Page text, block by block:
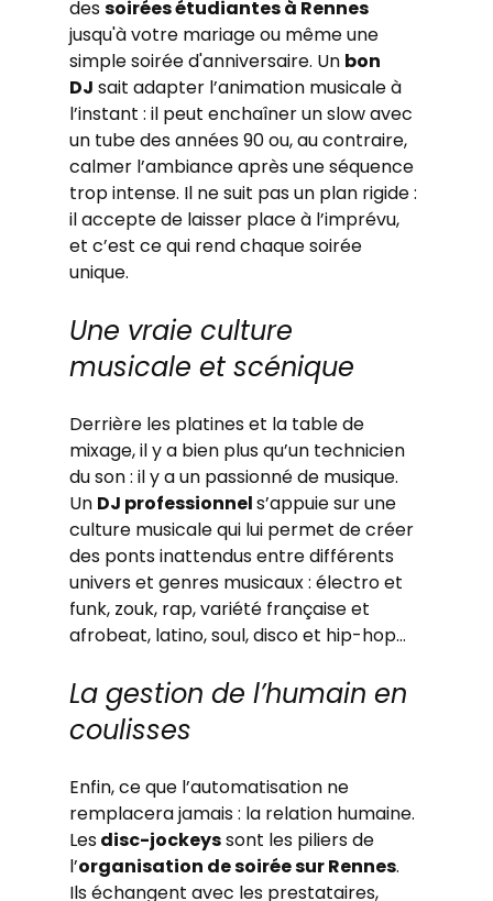
des soirées étudiantes à Rennes
jusqu'à votre mariage ou même une
simple soirée d'anniversaire. Un bon
DJ sait adapter l’animation musicale à
l’instant : il peut enchaîner un slow avec
un tube des années 90 ou, au contraire,
calmer l’ambiance après une séquence
trop intense. Il ne suit pas un plan rigide :
il accepte de laisser place à l’imprévu,
et c’est ce qui rend chaque soirée
unique.
Une vraie culture
musicale et scénique
Derrière les platines et la table de
mixage, il y a bien plus qu’un technicien
du son : il y a un passionné de musique.
Un DJ professionnel s’appuie sur une
culture musicale qui lui permet de créer
des ponts inattendus entre différents
univers et genres musicaux : électro et
funk, zouk, rap, variété française et
afrobeat, latino, soul, disco et hip-hop…
La gestion de l’humain en
coulisses
Enfin, ce que l’automatisation ne
remplacera jamais : la relation humaine.
Les disc-jockeys sont les piliers de
l’organisation de soirée sur Rennes.
Ils échangent avec les prestataires,